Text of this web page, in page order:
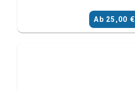
Ab 25,00 €